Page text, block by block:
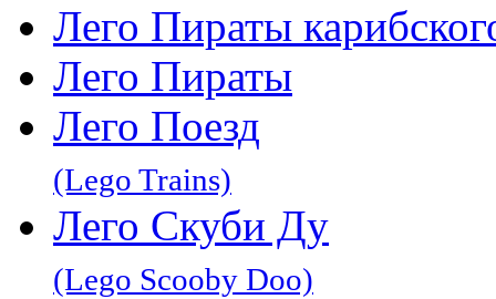
Лего Пираты
Лего Пираты
Лего Поезд
(Lego Trains)
Лего Скуби Ду
(Lego Scooby Doo)